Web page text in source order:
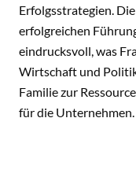
Erfolgsstrategien.
erfolgreichen
eindrucksvoll, was
Wirtschaft und
Familie zur
für die Unternehmen.